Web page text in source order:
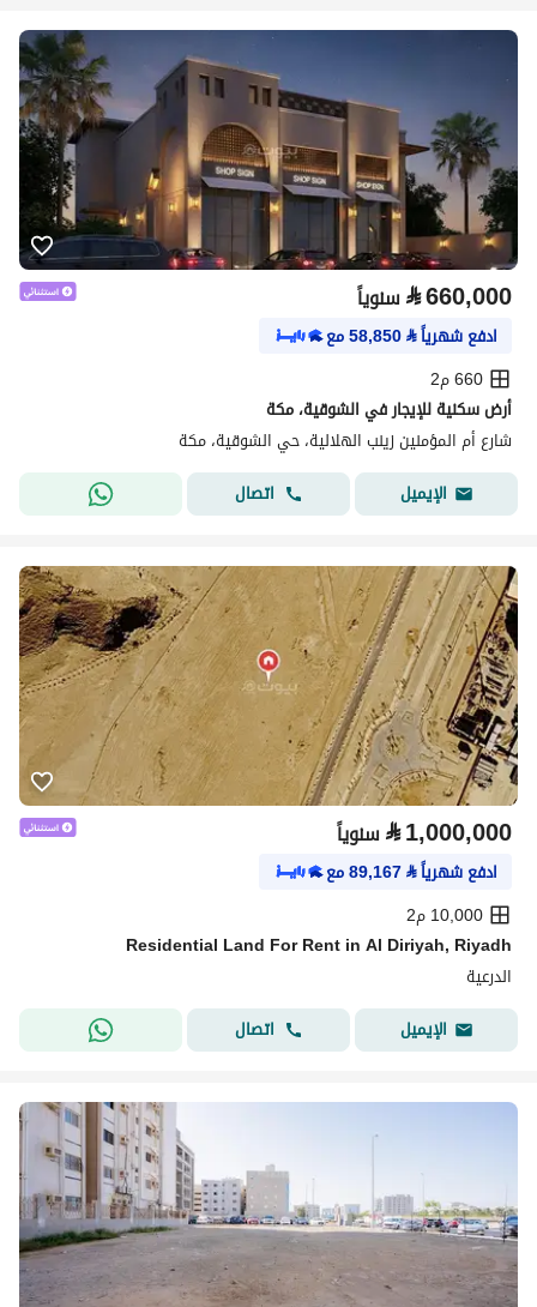
⃁660,000 سنوياً
ادفع شهرياً⃁
58,850مع
660 م2
أرض سكنية للإيجار في الشوقية، مكة
شارع أم المؤمنين زينب الهلالية، حي الشوقية، مكة
الإيميل
اتصال
⃁1,000,000 سنوياً
ادفع شهرياً⃁
89,167مع
10,000 م2
Residential Land For Rent in Al Diriyah, Riyadh
الدرعية
الإيميل
اتصال